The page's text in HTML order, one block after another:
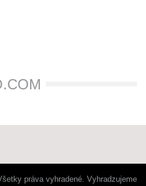
práva vyhradené. Vyhradzujeme